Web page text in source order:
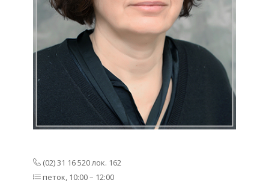
(02) 31 16 520 лок. 162
петок, 10:00 – 12:00